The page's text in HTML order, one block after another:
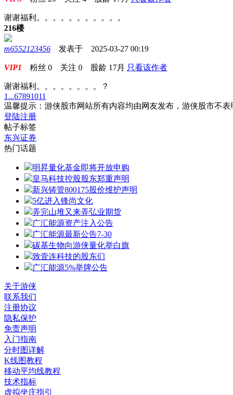
谢谢福利。。。。。。。。。。。
216楼
m6552123456 发表于 2025-03-27 00:19
VIP1 粉丝 0 关注 0 股龄 17月 只看该作者
谢谢福利。。。。。。。。？
1...67891011
温馨提示：游侠股市网站所有内容均由网友发布，游侠股市不
登陆注册
帖子标签
东兴证券
热门话题
明昇量化基金即将开放申购
皇马科技控股股东郑重声明
新兴铸管800175股价维护声明
5亿进入锋尚文化
弄完山堆又来弄弘业期货
广汇能源资产注入公告
广汇能源最新公告7-30
碳基生物向游侠量化举白旗
致壹连科技的股东们
广汇能源5%举牌公告
关于游侠
联系我们
注册协议
隐私保护
免责声明
入门指南
分时图详解
K线图教程
移动平均线教程
技术指标
虚拟坐庄指引